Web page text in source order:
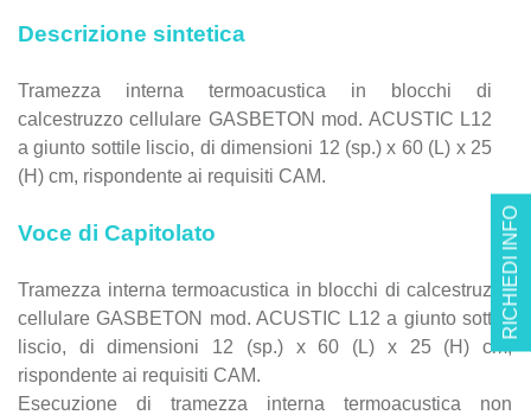
RICHIEDI INFO
Descrizione sintetica
Tramezza interna termoacustica in blocchi di
calcestruzzo cellulare GASBETON mod. ACUSTIC L12
a giunto sottile liscio, di dimensioni 12 (sp.) x 60 (L) x 25
(H) cm, rispondente ai requisiti CAM.
Voce di Capitolato
Tramezza interna termoacustica in blocchi di calcestruzzo
cellulare GASBETON mod. ACUSTIC L12 a giunto sottile
liscio, di dimensioni 12 (sp.) x 60 (L) x 25 (H) cm,
rispondente ai requisiti CAM.
Esecuzione di tramezza interna termoacustica non